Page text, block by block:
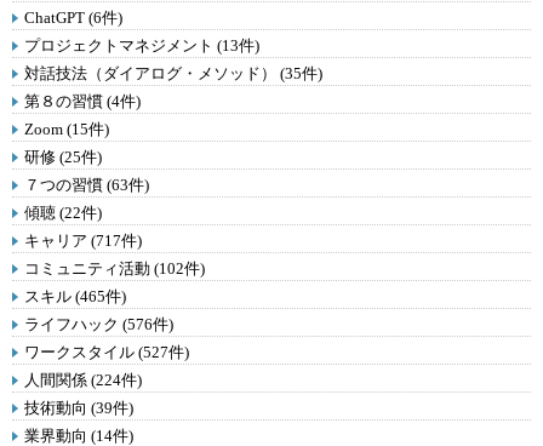
ChatGPT (6件)
プロジェクトマネジメント (13件)
対話技法（ダイアログ・メソッド） (35件)
第８の習慣 (4件)
Zoom (15件)
研修 (25件)
７つの習慣 (63件)
傾聴 (22件)
キャリア (717件)
コミュニティ活動 (102件)
スキル (465件)
ライフハック (576件)
ワークスタイル (527件)
人間関係 (224件)
技術動向 (39件)
業界動向 (14件)